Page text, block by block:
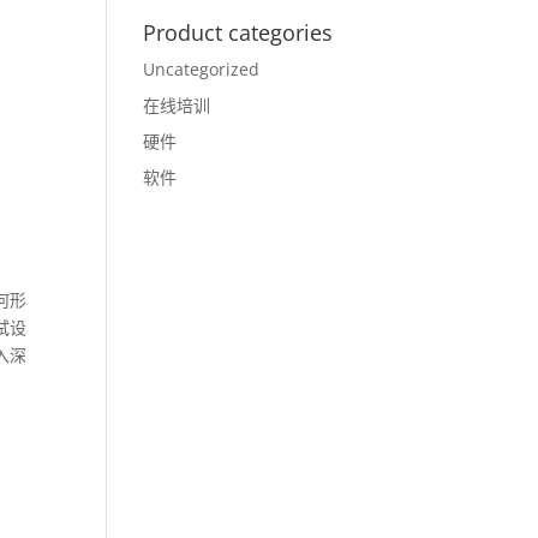
形
设
深
Product categories
Uncategorized
在线培训
硬件
软件